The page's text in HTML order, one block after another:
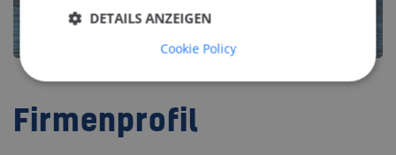
Firmenprofil
DETAILS ANZEIGEN
Cookie Policy